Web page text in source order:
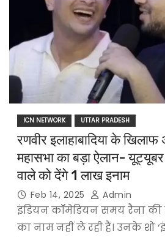
ICN NETWORK UTTAR PRADESH
रणवीर इलाहाबादिया के
महासभा का बड़ा ऐलान-
वाले को देंगे 1 लाख इनाम
Feb 14, 2025 Admin
इंडियन कॉमेडियन समय रैना
का नाम नहीं ले रही हैं। उनके शो